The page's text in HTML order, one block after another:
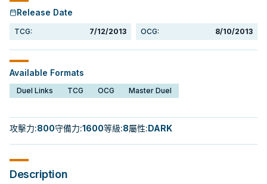
Release Date
TCG: 7/12/2013 OCG: 8/10/2013
Available Formats
Duel Links TCG OCG Master Duel
攻擊力:800守備力:1600等級:8屬性:DARK
Description